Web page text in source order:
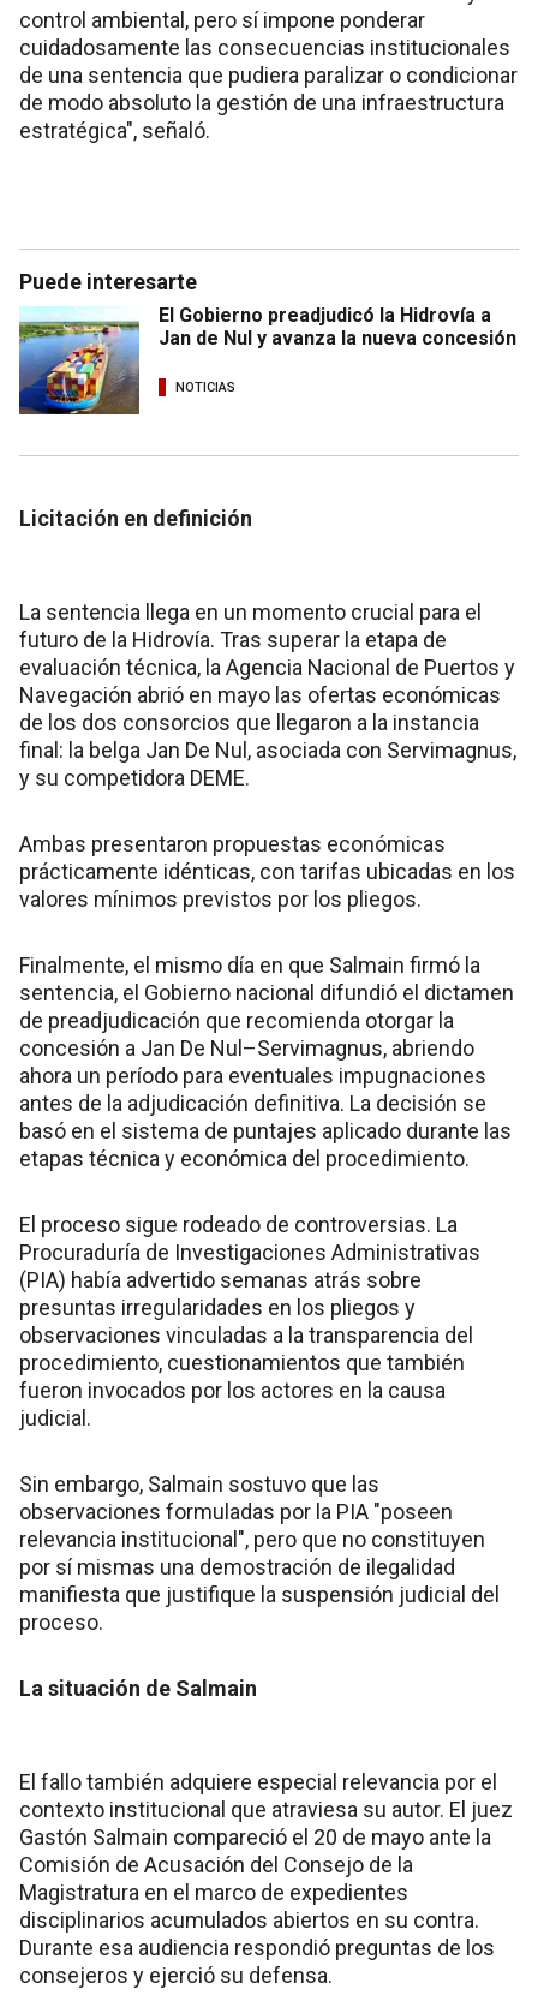
control ambiental, pero sí impone ponderar
cuidadosamente las consecuencias institucionales
de una sentencia que pudiera paralizar o condicionar
de modo absoluto la gestión de una infraestructura
estratégica", señaló.
Puede interesarte
El Gobierno preadjudicó la Hidrovía a
Jan de Nul y avanza la nueva concesión
NOTICIAS
Licitación en definición
La sentencia llega en un momento crucial para el
futuro de la Hidrovía. Tras superar la etapa de
evaluación técnica, la Agencia Nacional de Puertos y
Navegación abrió en mayo las ofertas económicas
de los dos consorcios que llegaron a la instancia
final: la belga Jan De Nul, asociada con Servimagnus,
y su competidora DEME.
Ambas presentaron propuestas económicas
prácticamente idénticas, con tarifas ubicadas en los
valores mínimos previstos por los pliegos.
Finalmente, el mismo día en que Salmain firmó la
sentencia, el Gobierno nacional difundió el dictamen
de preadjudicación que recomienda otorgar la
concesión a Jan De Nul–Servimagnus, abriendo
ahora un período para eventuales impugnaciones
antes de la adjudicación definitiva. La decisión se
basó en el sistema de puntajes aplicado durante las
etapas técnica y económica del procedimiento.
El proceso sigue rodeado de controversias. La
Procuraduría de Investigaciones Administrativas
(PIA) había advertido semanas atrás sobre
presuntas irregularidades en los pliegos y
observaciones vinculadas a la transparencia del
procedimiento, cuestionamientos que también
fueron invocados por los actores en la causa
judicial.
Sin embargo, Salmain sostuvo que las
observaciones formuladas por la PIA "poseen
relevancia institucional", pero que no constituyen
por sí mismas una demostración de ilegalidad
manifiesta que justifique la suspensión judicial del
proceso.
La situación de Salmain
El fallo también adquiere especial relevancia por el
contexto institucional que atraviesa su autor. El juez
Gastón Salmain compareció el 20 de mayo ante la
Comisión de Acusación del Consejo de la
Magistratura en el marco de expedientes
disciplinarios acumulados abiertos en su contra.
Durante esa audiencia respondió preguntas de los
consejeros y ejerció su defensa.